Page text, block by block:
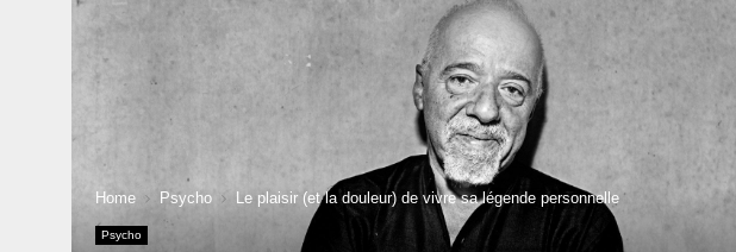
Home Psycho Le plaisir (et la douleur) de vivre sa légende personnelle
Psycho